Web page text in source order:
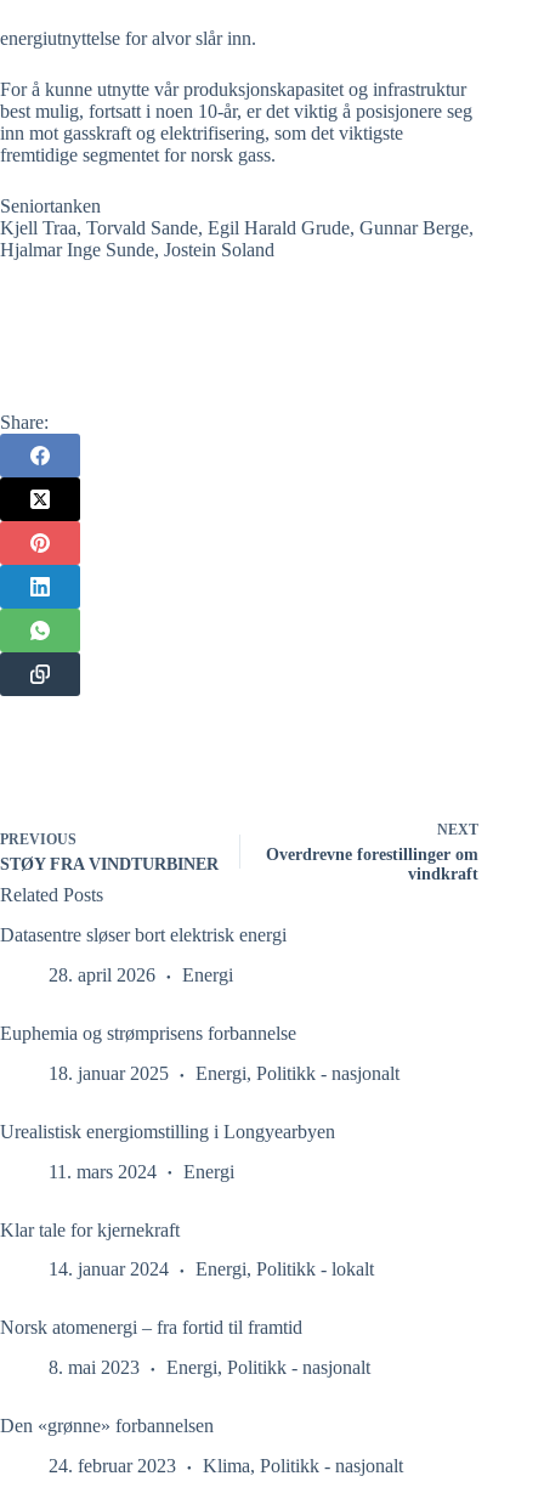
energiutnyttelse for alvor slår inn.
For å kunne utnytte vår produksjonskapasitet og infrastruktur
best mulig, fortsatt i noen 10-år, er det viktig å posisjonere seg
inn mot gasskraft og elektrifisering, som det viktigste
fremtidige segmentet for norsk gass.
Seniortanken
Kjell Traa, Torvald Sande, Egil Harald Grude, Gunnar Berge,
Hjalmar Inge Sunde, Jostein Soland
Share:
PREVIOUS
STØY FRA VINDTURBINER
NEXT
Overdrevne forestillinger om
vindkraft
Related Posts
Datasentre sløser bort elektrisk energi
28. april 2026
Energi
Euphemia og strømprisens forbannelse
18. januar 2025
Energi, Politikk - nasjonalt
Urealistisk energiomstilling i Longyearbyen
11. mars 2024
Energi
Klar tale for kjernekraft
14. januar 2024
Energi, Politikk - lokalt
Norsk atomenergi – fra fortid til framtid
8. mai 2023
Energi, Politikk - nasjonalt
Den «grønne» forbannelsen
24. februar 2023
Klima, Politikk - nasjonalt